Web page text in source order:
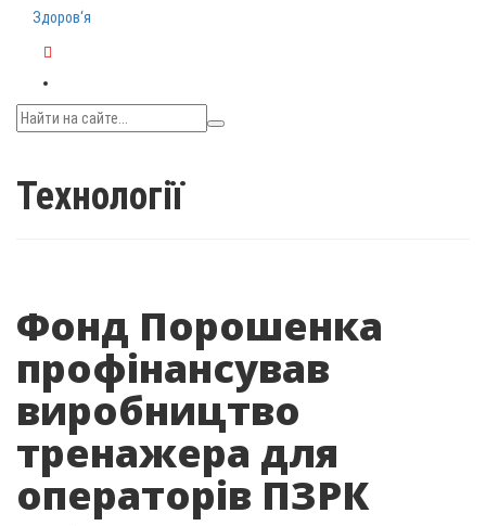
Здоров‘я
Технології
Фонд Порошенка
профінансував
виробництво
тренажера для
операторів ПЗРК